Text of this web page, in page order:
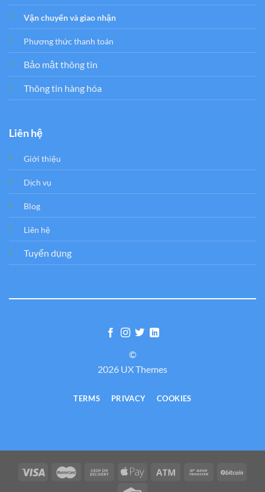
Vận chuyển và giao nhận
Phương thức thanh toán
Bảo mật thông tin
Thông tin hàng hóa
Liên hệ
Giới thiệu
Dịch vụ
Blog
Liên hệ
Tuyển dụng
©
2026 UX Themes
TERMS PRIVACY COOKIES